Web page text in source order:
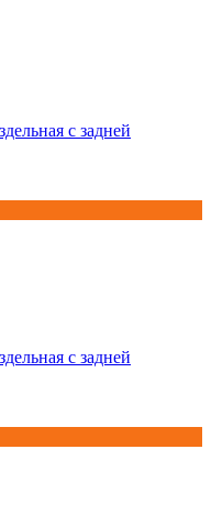
с задней
с задней